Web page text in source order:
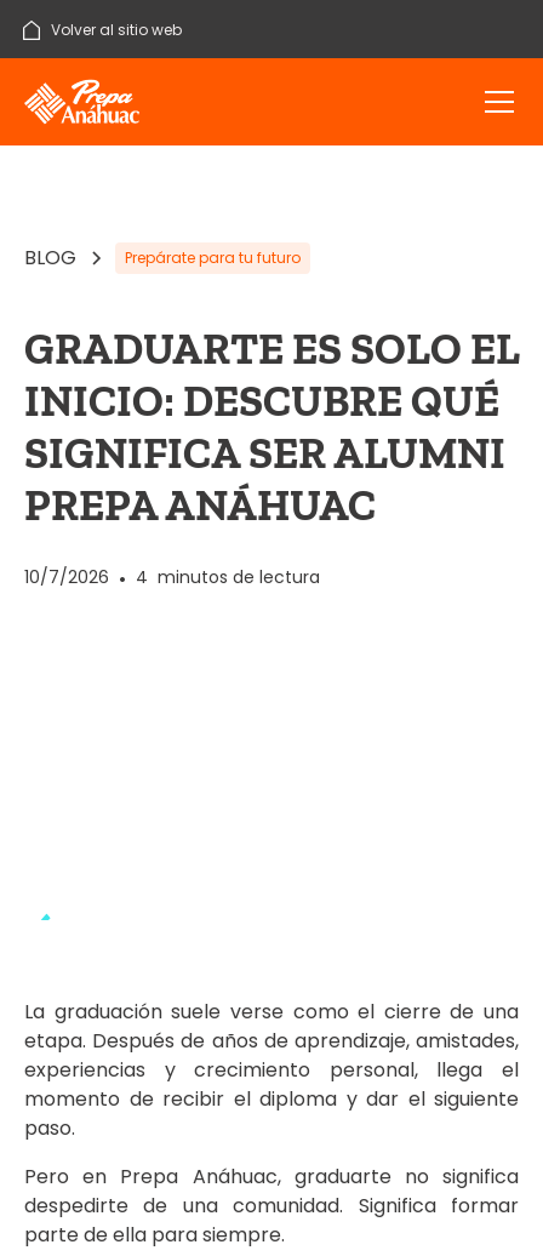
Volver al sitio web
BLOG Prepárate para tu futuro
GRADUARTE ES SOLO EL
INICIO: DESCUBRE QUÉ
SIGNIFICA SER ALUMNI
PREPA ANÁHUAC
10/7/2026 • 4 minutos de lectura
La graduación suele verse como el cierre de una
etapa. Después de años de aprendizaje, amistades,
experiencias y crecimiento personal, llega el
momento de recibir el diploma y dar el siguiente
paso.
Pero en Prepa Anáhuac, graduarte no significa
despedirte de una comunidad. Significa formar
parte de ella para siempre.